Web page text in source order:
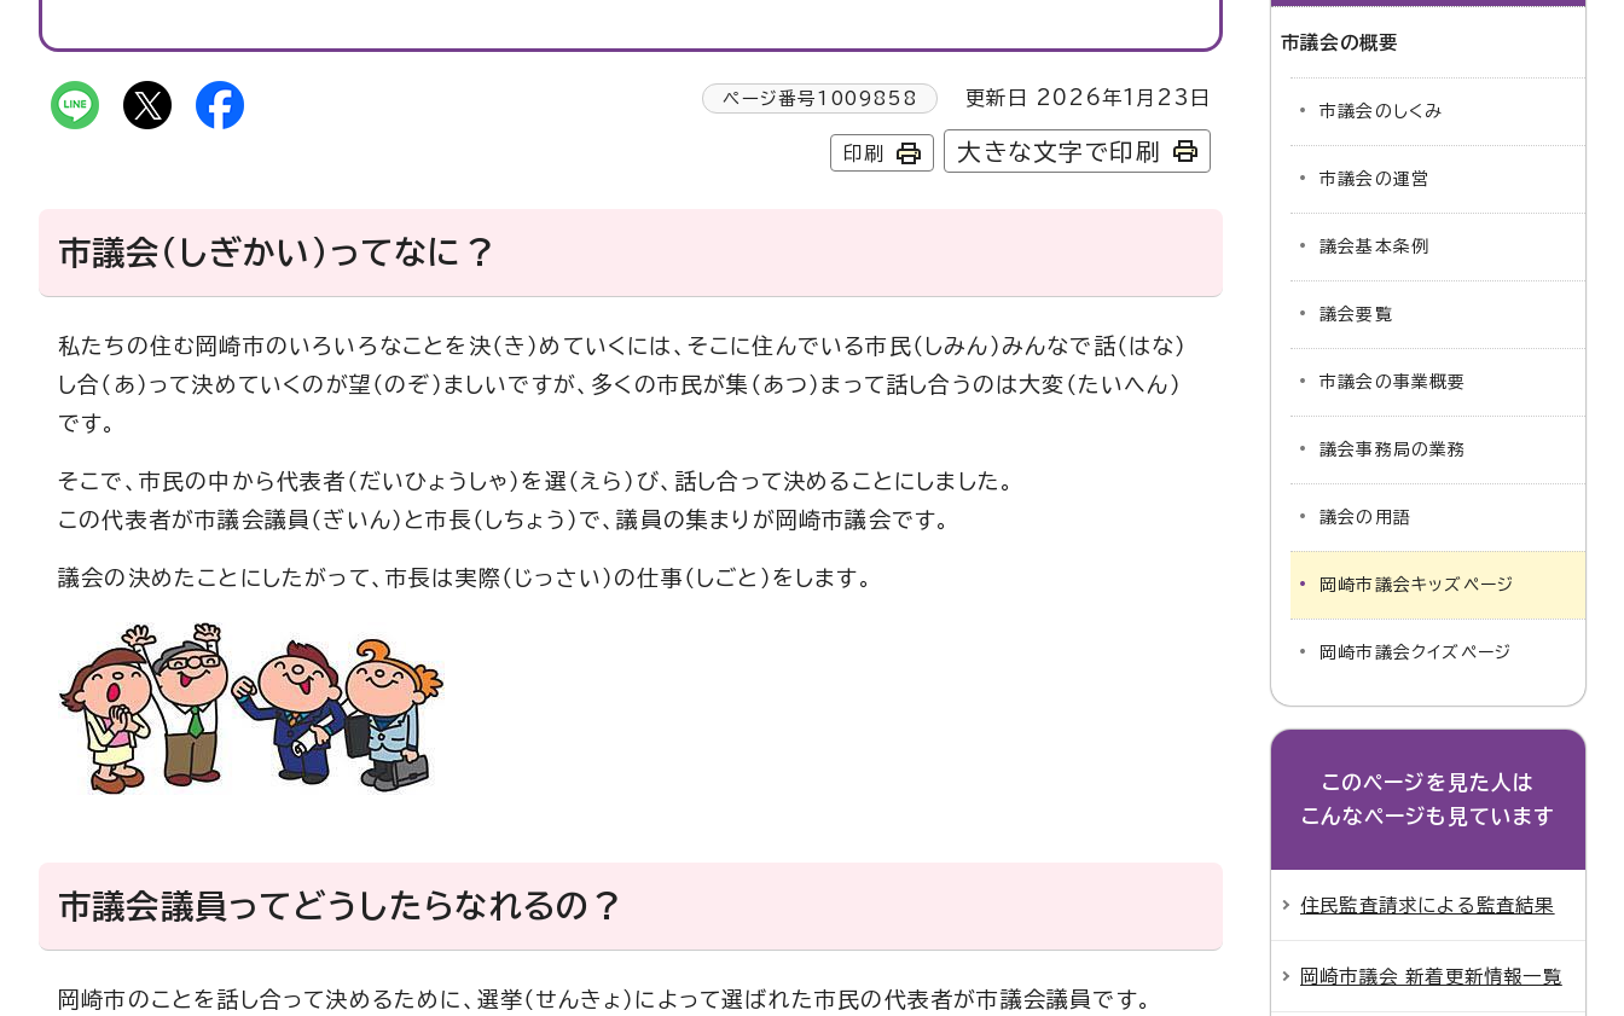
ページ番号 1009858 更新日 2026年1月23日
印刷 大きな文字で印刷
市議会（しぎかい）ってなに？
私たちの住む岡崎市のいろいろなことを決（き）めていくには、そこに住んでいる市民（しみん）みんなで話（はな）
し合（あ）って決めていくのが望（のぞ）ましいですが、多くの市民が集（あつ）まって話し合うのは大変（たいへん）
です。
そこで、市民の中から代表者（だいひょうしゃ）を選（えら）び、話し合って決めることにしました。
この代表者が市議会議員（ぎいん）と市長（しちょう）で、議員の集まりが岡崎市議会です。
議会の決めたことにしたがって、市長は実際（じっさい）の仕事（しごと）をします。
市議会議員ってどうしたらなれるの？
岡崎市のことを話し合って決めるために、選挙（せんきょ）によって選ばれた市民の代表者が市議会議員です。
市議会の概要
市議会のしくみ
市議会の運営
議会基本条例
議会要覧
市議会の事業概要
議会事務局の業務
議会の用語
岡崎市議会キッズページ
岡崎市議会クイズページ
このページを見た人は
こんなページも見ています
住民監査請求による監査結果
岡崎市議会 新着更新情報一覧